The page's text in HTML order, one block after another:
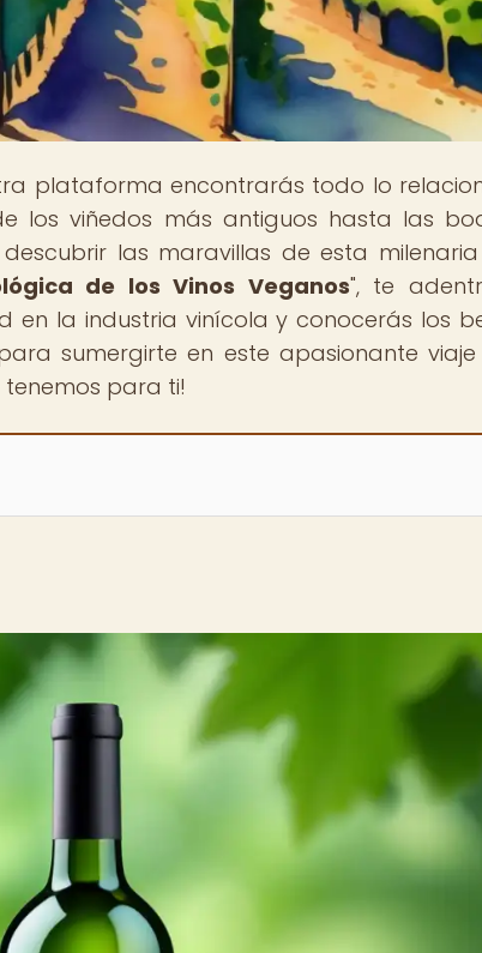
plataforma encontrarás todo lo
los viñedos más antiguos hasta las
las maravillas de esta
de los Vinos Veganos", te
en la industria vinícola y conocerás los
sumergirte en este apasionante
tenemos para ti!